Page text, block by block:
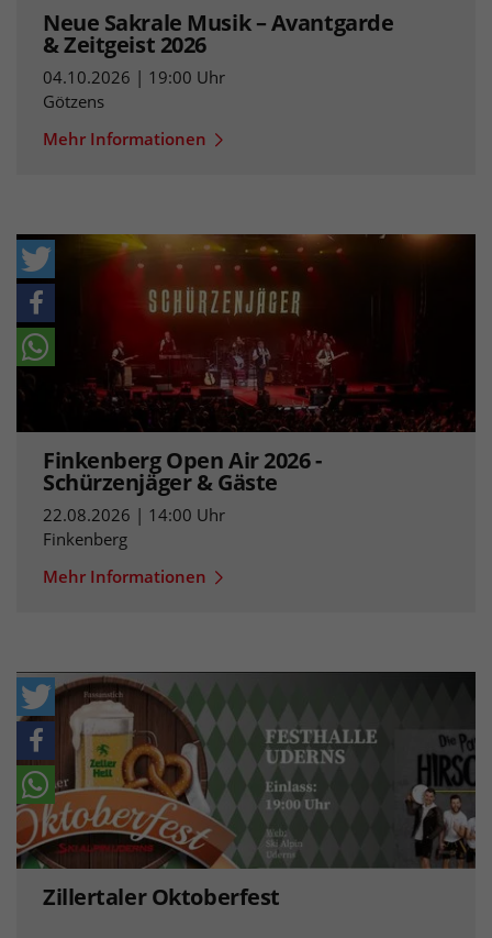
Neue Sakrale Musik – Avantgarde
& Zeitgeist 2026
04.10.2026 | 19:00 Uhr
Götzens
Mehr Informationen
Finkenberg Open Air 2026 -
Schürzenjäger & Gäste
22.08.2026 | 14:00 Uhr
Finkenberg
Mehr Informationen
Zillertaler Oktoberfest